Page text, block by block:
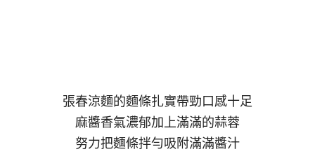
張春涼麵的麵條扎實帶勁口感十足
麻醬香氣濃郁加上滿滿的蒜蓉
努力把麵條拌勻吸附滿滿醬汁